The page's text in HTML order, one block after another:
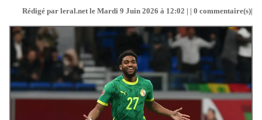
Rédigé par leral.net le Mardi 9 Juin 2026 à 12:02 | | 0 commentaire(s)|